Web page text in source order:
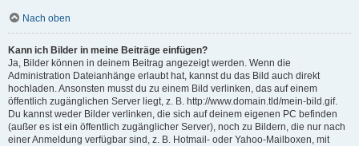
Nach oben
Kann ich Bilder in meine Beiträge einfügen?
Ja, Bilder können in deinem Beitrag angezeigt werden. Wenn die
Administration Dateianhänge erlaubt hat, kannst du das Bild auch direkt
hochladen. Ansonsten musst du zu einem Bild verlinken, das auf einem
öffentlich zugänglichen Server liegt, z. B. http://www.domain.tld/mein-bild.gif.
Du kannst weder Bilder verlinken, die sich auf deinem eigenen PC befinden
(außer es ist ein öffentlich zugänglicher Server), noch zu Bildern, die nur nach
einer Anmeldung verfügbar sind, z. B. Hotmail- oder Yahoo-Mailboxen, mit